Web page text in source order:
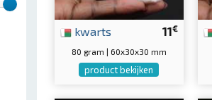
11€
kwarts
80 gram | 60x30x30 mm
product bekijken